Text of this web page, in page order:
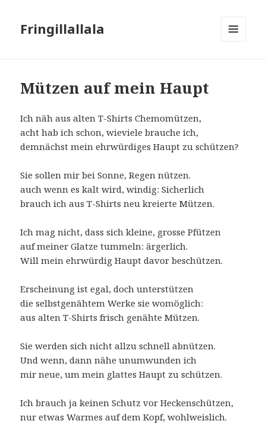
Fringillallala
Mützen auf mein Haupt
Ich näh aus alten T-Shirts Chemomützen,
acht hab ich schon, wieviele brauche ich,
demnächst mein ehrwürdiges Haupt zu schützen?
Sie sollen mir bei Sonne, Regen nützen.
auch wenn es kalt wird, windig: Sicherlich
brauch ich aus T-Shirts neu kreierte Mützen.
Ich mag nicht, dass sich kleine, grosse Pfützen
auf meiner Glatze tummeln: ärgerlich.
Will mein ehrwürdig Haupt davor beschützen.
Erscheinung ist egal, doch unterstützen
die selbstgenähtem Werke sie womöglich:
aus alten T-Shirts frisch genähte Mützen.
Sie werden sich nicht allzu schnell abnützen.
Und wenn, dann nähe unumwunden ich
mir neue, um mein glattes Haupt zu schützen.
Ich brauch ja keinen Schutz vor Heckenschützen,
nur etwas Warmes auf dem Kopf, wohlweislich.